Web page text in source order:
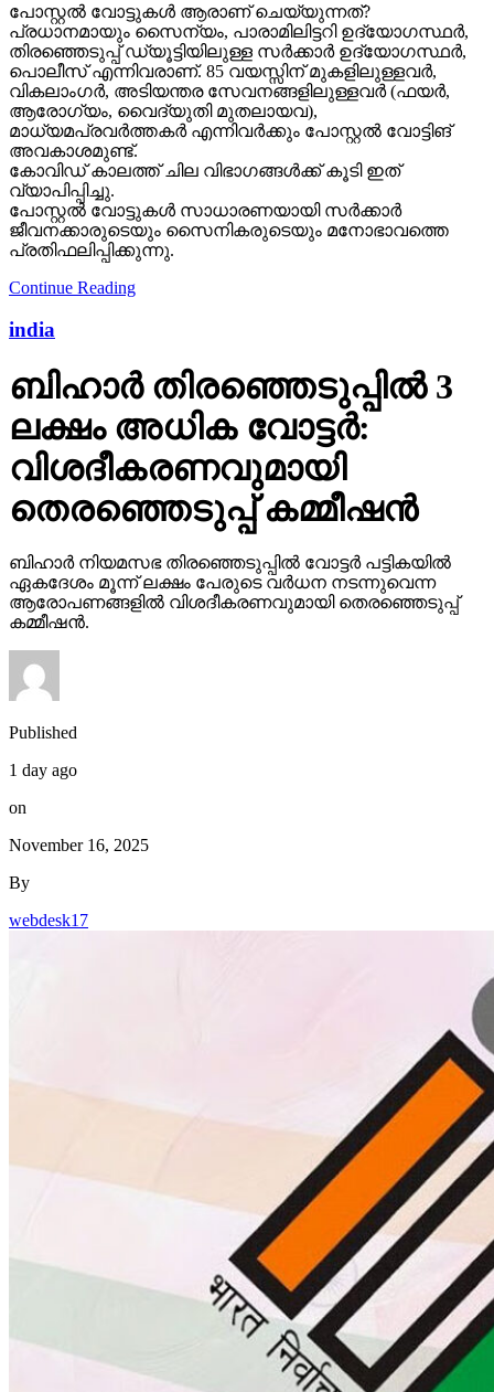
പോസ്റ്റല്‍ വോട്ടുകള്‍ ആരാണ് ചെയ്യുന്നത്?
പ്രധാനമായും സൈന്യം, പാരാമിലിട്ടറി ഉദ്യോഗസ്ഥര്‍,
തിരഞ്ഞെടുപ്പ് ഡ്യൂട്ടിയിലുള്ള സര്‍ക്കാര്‍ ഉദ്യോഗസ്ഥര്‍,
പൊലീസ് എന്നിവരാണ്. 85 വയസ്സിന് മുകളിലുള്ളവര്‍,
വികലാംഗര്‍, അടിയന്തര സേവനങ്ങളിലുള്ളവര്‍ (ഫയര്‍,
ആരോഗ്യം, വൈദ്യുതി മുതലായവ),
മാധ്യമപ്രവര്‍ത്തകര്‍ എന്നിവര്‍ക്കും പോസ്റ്റല്‍ വോട്ടിങ്
അവകാശമുണ്ട്.
കോവിഡ് കാലത്ത് ചില വിഭാഗങ്ങള്‍ക്ക് കൂടി ഇത്
വ്യാപിപ്പിച്ചു.
പോസ്റ്റല്‍ വോട്ടുകള്‍ സാധാരണയായി സര്‍ക്കാര്‍
ജീവനക്കാരുടെയും സൈനികരുടെയും മനോഭാവത്തെ
പ്രതിഫലിപ്പിക്കുന്നു.
Continue Reading
india
ബിഹാര്‍ തിരഞ്ഞെടുപ്പില്‍ 3
ലക്ഷം അധിക വോട്ടര്‍:
വിശദീകരണവുമായി
തെരഞ്ഞെടുപ്പ് കമ്മീഷന്‍
ബിഹാര്‍ നിയമസഭ തിരഞ്ഞെടുപ്പില്‍ വോട്ടര്‍ പട്ടികയില്‍
ഏകദേശം മൂന്ന് ലക്ഷം പേരുടെ വര്‍ധന നടന്നുവെന്ന
ആരോപണങ്ങളില്‍ വിശദീകരണവുമായി തെരഞ്ഞെടുപ്പ്
കമ്മീഷന്‍.
Published
1 day ago
on
November 16, 2025
By
webdesk17